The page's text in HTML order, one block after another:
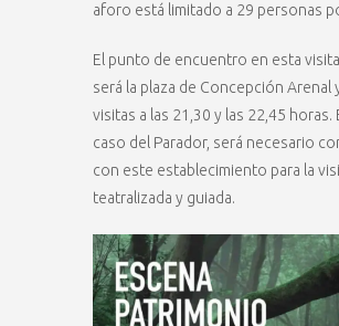
aforo está limitado a 29 personas
El punto de encuentro en esta
será la plaza de Concepción Arenal
visitas a las 21,30 y las 22,45 horas.
caso del Parador, será necesario
con este establecimiento para la
teatralizada y guiada.